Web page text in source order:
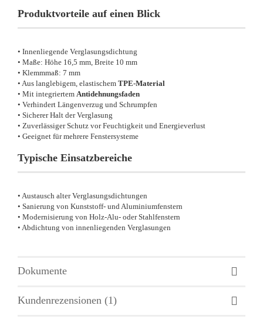
Produktvorteile auf einen Blick
• Innenliegende Verglasungsdichtung
• Maße: Höhe 16,5 mm, Breite 10 mm
• Klemmmaß: 7 mm
• Aus langlebigem, elastischem TPE-Material
• Mit integriertem Antidehnungsfaden
• Verhindert Längenverzug und Schrumpfen
• Sicherer Halt der Verglasung
• Zuverlässiger Schutz vor Feuchtigkeit und Energieverlust
• Geeignet für mehrere Fenstersysteme
Typische Einsatzbereiche
• Austausch alter Verglasungsdichtungen
• Sanierung von Kunststoff- und Aluminiumfenstern
• Modernisierung von Holz-Alu- oder Stahlfenstern
• Abdichtung von innenliegenden Verglasungen
Dokumente
Kundenrezensionen (1)